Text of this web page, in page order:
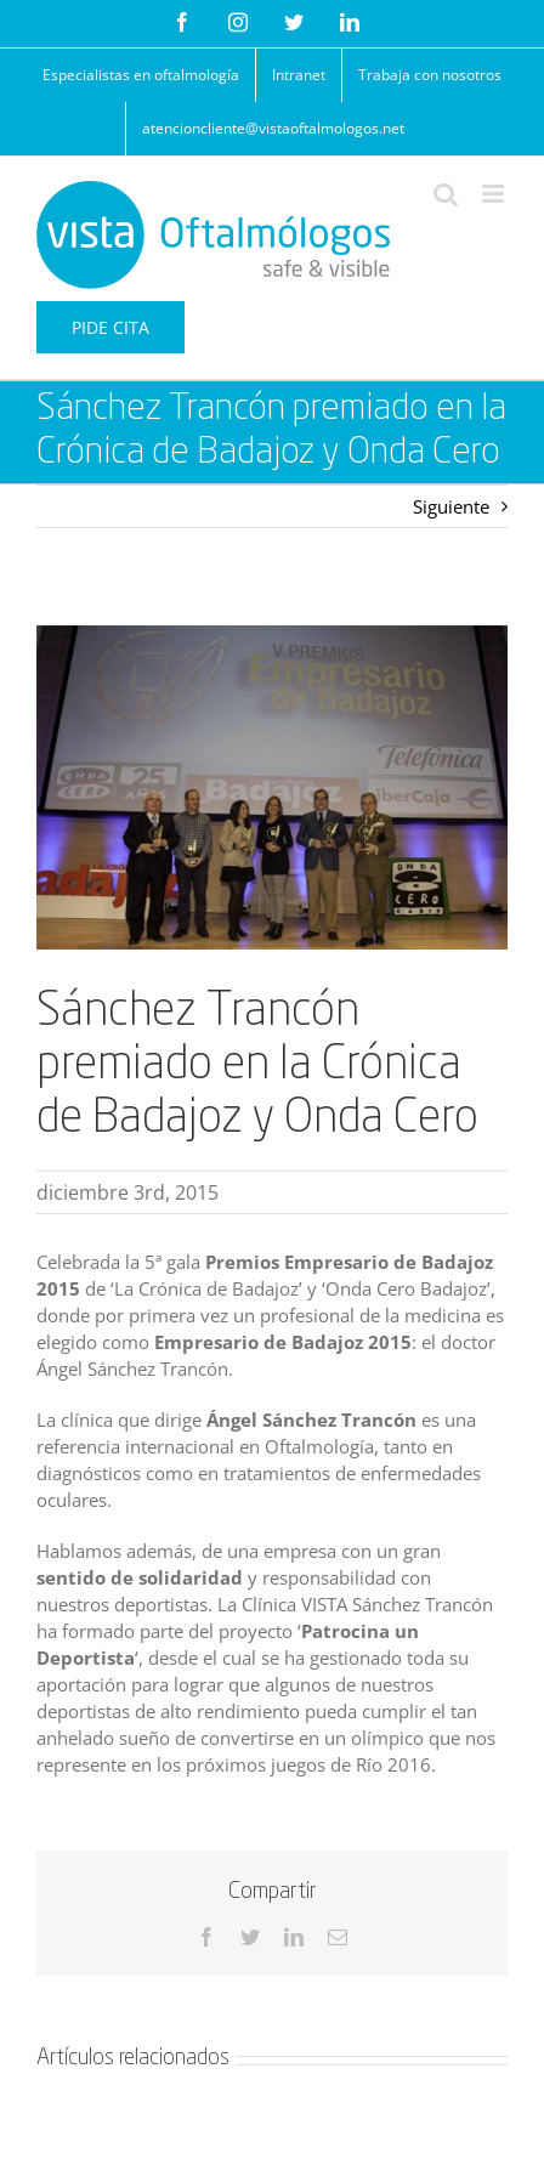
contenido
FacebookInstagramTwitterLinkedIn
Especialistas en oftalmología Intranet Trabaja con nosotros
atencioncliente@vistaoftalmologos.net
PIDE CITA
Sánchez Trancón premiado en la
Crónica de Badajoz y Onda Cero
Siguiente
Ver
imagen
más
grande
Sánchez Trancón
premiado en la Crónica
de Badajoz y Onda Cero
diciembre 3rd, 2015
Celebrada la 5ª gala Premios Empresario de Badajoz
2015 de ‘La Crónica de Badajoz’ y ‘Onda Cero Badajoz’,
donde por primera vez un profesional de la medicina es
elegido como Empresario de Badajoz 2015: el doctor
Ángel Sánchez Trancón.
La clínica que dirige Ángel Sánchez Trancón es una
referencia internacional en Oftalmología, tanto en
diagnósticos como en tratamientos de enfermedades
oculares.
Hablamos además, de una empresa con un gran
sentido de solidaridad y responsabilidad con
nuestros deportistas. La Clínica VISTA Sánchez Trancón
ha formado parte del proyecto ‘Patrocina un
Deportista‘, desde el cual se ha gestionado toda su
aportación para lograr que algunos de nuestros
deportistas de alto rendimiento pueda cumplir el tan
anhelado sueño de convertirse en un olímpico que nos
represente en los próximos juegos de Río 2016.
Compartir
Facebook
TwitterLinkedInCorreo
Artículos relacionados